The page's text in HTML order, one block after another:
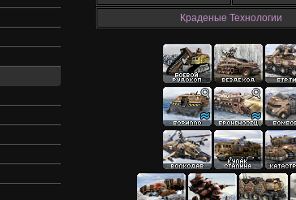
Краденые Технологии